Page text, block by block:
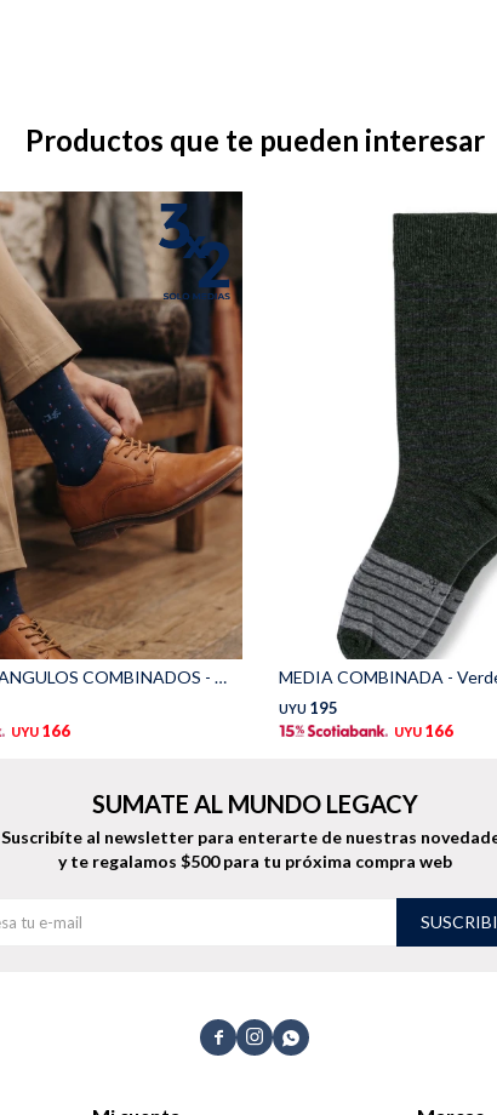
Productos que te pueden interesar
MEDIA RECTANGULOS COMBINADOS - Azul
UYU 166
MEDIA COMBINADA -
UYU 195
UYU 166
  
SUMATE AL MUNDO LEGACY
Suscribíte al newsletter para enterarte de nuestras
y te regalamos $500 para tu próxima compra web